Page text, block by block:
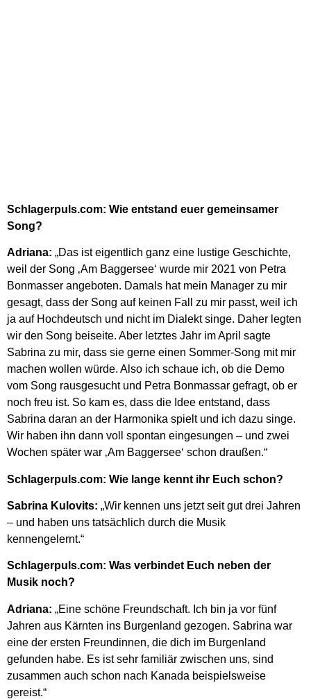
Schlagerpuls.com: Wie entstand euer gemeinsamer
Song?
Adriana: „Das ist eigentlich ganz eine lustige Geschichte,
weil der Song ‚Am Baggersee‘ wurde mir 2021 von Petra
Bonmasser angeboten. Damals hat mein Manager zu mir
gesagt, dass der Song auf keinen Fall zu mir passt, weil ich
ja auf Hochdeutsch und nicht im Dialekt singe. Daher legten
wir den Song beiseite. Aber letztes Jahr im April sagte
Sabrina zu mir, dass sie gerne einen Sommer-Song mit mir
machen wollen würde. Also ich schaue ich, ob die Demo
vom Song rausgesucht und Petra Bonmassar gefragt, ob er
noch freu ist. So kam es, dass die Idee entstand, dass
Sabrina daran an der Harmonika spielt und ich dazu singe.
Wir haben ihn dann voll spontan eingesungen – und zwei
Wochen später war ‚Am Baggersee‘ schon draußen.“
Schlagerpuls.com: Wie lange kennt ihr Euch schon?
Sabrina Kulovits: „Wir kennen uns jetzt seit gut drei Jahren
– und haben uns tatsächlich durch die Musik
kennengelernt.“
Schlagerpuls.com: Was verbindet Euch neben der
Musik noch?
Adriana: „Eine schöne Freundschaft. Ich bin ja vor fünf
Jahren aus Kärnten ins Burgenland gezogen. Sabrina war
eine der ersten Freundinnen, die dich im Burgenland
gefunden habe. Es ist sehr familiär zwischen uns, sind
zusammen auch schon nach Kanada beispielsweise
gereist.“